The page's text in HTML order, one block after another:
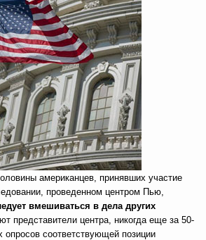
американцев, принявших участие
проведенном центром Пью,
вмешиваться в дела других
представители центра, никогда еще за 50-
соответствующей позиции